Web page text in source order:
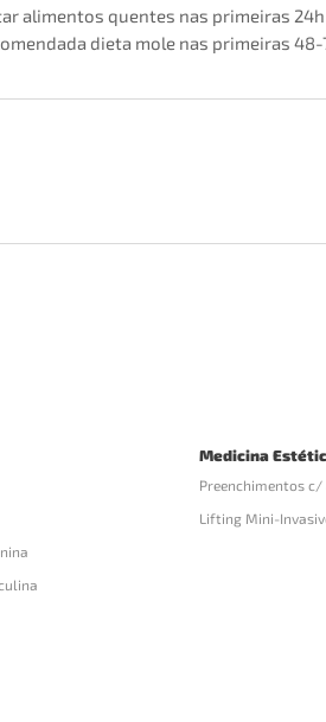
alimentos quentes nas primeiras 24h
dieta mole nas primeiras 48-
Medicina
Preenchimentos
Lifting Mini-